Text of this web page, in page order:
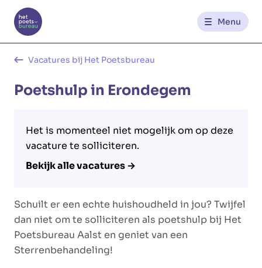
Menu
Glowi Glowi Jobs Het Poetsbureau
NL
Kantoren
Werknemerszone
Klantenzone
Vacatures bij Het Poetsbureau
Poetshulp in Erondegem
Het is momenteel niet mogelijk om op deze
vacature te solliciteren.
Bekijk alle vacatures →
Schuilt er een echte huishoudheld in jou? Twijfel
dan niet om te solliciteren als poetshulp bij Het
Poetsbureau Aalst en geniet van een
Sterrenbehandeling!